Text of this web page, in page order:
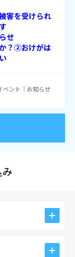
害を受けられ
せ
？②おけがは
ベント｜お知らせ
は前期のうち